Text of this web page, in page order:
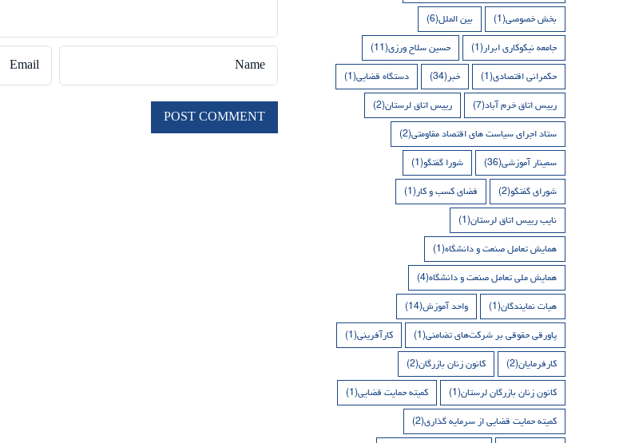
بخش خصوصی(1) بین الملل(6)
جامعه نیکوکاری ابرار(1) حسین سلاح ورزی(11)
حکمرانی اقتصادی(1) خبر(34) دستگاه قضایی(1)
رییس اتاق خرم آباد(7) رییس اتاق لرستان(2)
ستاد اجرای سیاست های اقتصاد مقاومتی(2)
سمینار آموزشی(36) شورا گفتگو(1)
شورای گفتگو(2) فضای کسب و کار(1)
نایب رییس اتاق لرستان(1)
همایش تعامل صنعت و دانشگاه(1)
همایش ملی تعامل صنعت و دانشگاه(4)
هیات نمایندگان(1) واحد آموزش(14)
پاورقی حقوقی بر شرکت‌های تضامنی(1) کارآفرینی(1)
کارفرمایان(2) کانون زنان بازرگان(2)
کانون زنان بازرگان لرستان(1) کمیته حمایت قضایی(1)
کمیته حمایت قضایی از سرمایه گذاری(2)